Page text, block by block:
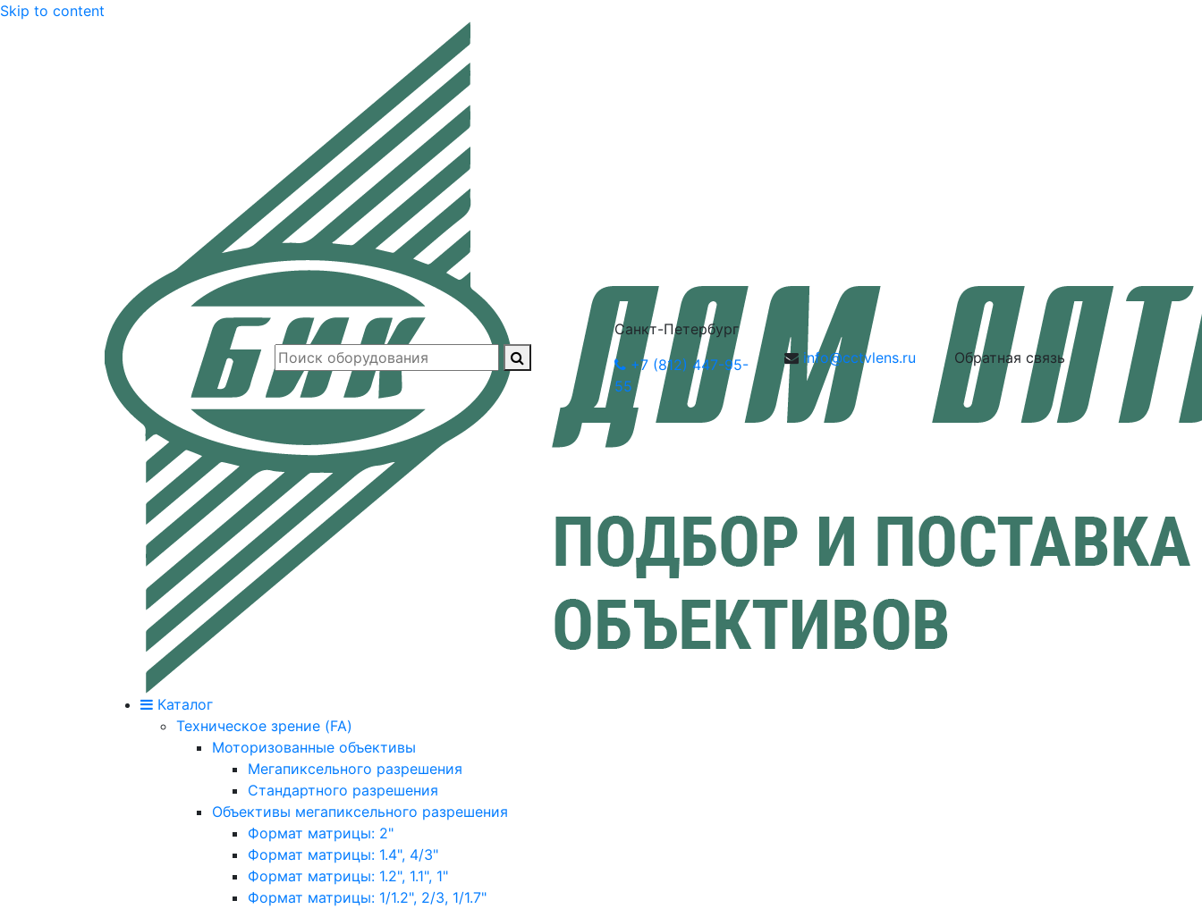
Skip to content
Санкт-Петербург
+7 (812) 447-95-
55
info@cctvlens.ru Обратная связь
Каталог
Техническое зрение (FA)
Моторизованные объективы
Мегапиксельного разрешения
Стандартного разрешения
Объективы мегапиксельного разрешения
Формат матрицы: 2"
Формат матрицы: 1.4", 4/3"
Формат матрицы: 1.2", 1.1", 1"
Формат матрицы: 1/1.2", 2/3, 1/1.7"